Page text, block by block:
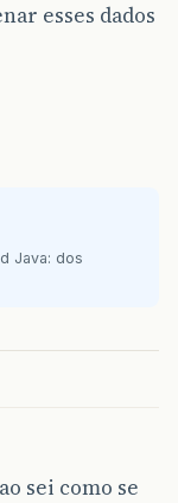
esses dados
Java: dos
sei como se